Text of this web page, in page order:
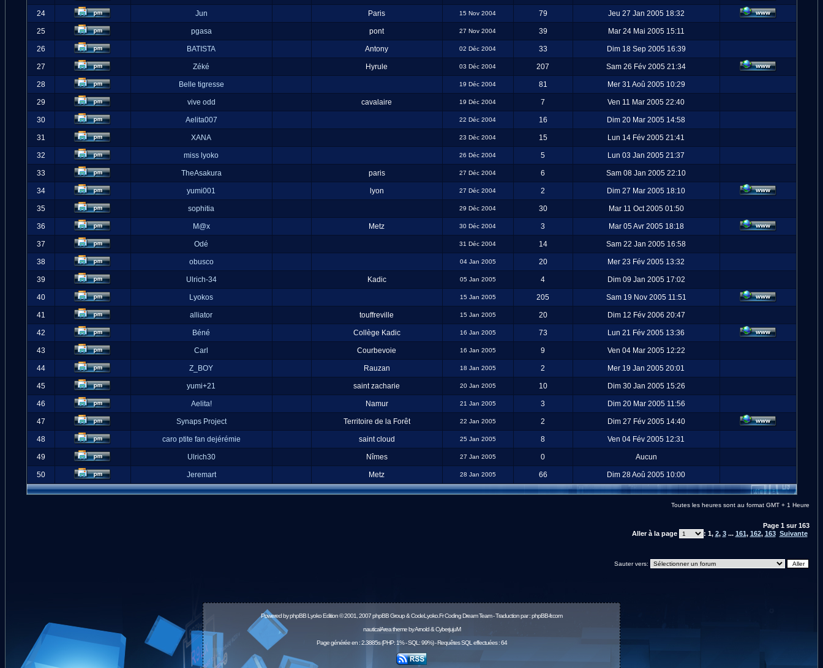
24 Jun Paris 15 Nov 2004 79 Jeu 27 Jan 2005 18:32
25 pgasa pont 27 Nov 2004 39 Mar 24 Mai 2005 15:11
26 BATISTA Antony 02 Déc 2004 33 Dim 18 Sep 2005 16:39
27 Zéké Hyrule 03 Déc 2004 207 Sam 26 Fév 2005 21:34
28 Belle tigresse 19 Déc 2004 81 Mer 31 Aoû 2005 10:29
29 vive odd cavalaire 19 Déc 2004 7 Ven 11 Mar 2005 22:40
30 Aelita007 22 Déc 2004 16 Dim 20 Mar 2005 14:58
31 XANA 23 Déc 2004 15 Lun 14 Fév 2005 21:41
32 miss lyoko 26 Déc 2004 5 Lun 03 Jan 2005 21:37
33 TheAsakura paris 27 Déc 2004 6 Sam 08 Jan 2005 22:10
34 yumi001 lyon 27 Déc 2004 2 Dim 27 Mar 2005 18:10
35 sophitia 29 Déc 2004 30 Mar 11 Oct 2005 01:50
36 M@x Metz 30 Déc 2004 3 Mar 05 Avr 2005 18:18
37 Odé 31 Déc 2004 14 Sam 22 Jan 2005 16:58
38 obusco 04 Jan 2005 20 Mer 23 Fév 2005 13:32
39 Ulrich-34 Kadic 05 Jan 2005 4 Dim 09 Jan 2005 17:02
40 Lyokos 15 Jan 2005 205 Sam 19 Nov 2005 11:51
41 alliator touffreville 15 Jan 2005 20 Dim 12 Fév 2006 20:47
42 Béné Collège Kadic 16 Jan 2005 73 Lun 21 Fév 2005 13:36
43 Carl Courbevoie 16 Jan 2005 9 Ven 04 Mar 2005 12:22
44 Z_BOY Rauzan 18 Jan 2005 2 Mer 19 Jan 2005 20:01
45 yumi+21 saint zacharie 20 Jan 2005 10 Dim 30 Jan 2005 15:26
46 Aelita! Namur 21 Jan 2005 3 Dim 20 Mar 2005 11:56
47 Synaps Project Territoire de la Forêt 22 Jan 2005 2 Dim 27 Fév 2005 14:40
48 caro ptite fan dejérémie saint cloud 25 Jan 2005 8 Ven 04 Fév 2005 12:31
49 Ulrich30 Nîmes 27 Jan 2005 0 Aucun
50 Jeremart Metz 28 Jan 2005 66 Dim 28 Aoû 2005 10:00
Toutes les heures sont au format GMT + 1 Heure
Page 1sur163
Aller à la page
: 1, 2, 3... 161, 162, 163 Suivante
Sauter vers:
Powered byphpBBLyoko Edition © 2001, 2007 phpBB Group & CodeLyoko.Fr Coding Dream Team - Traduction par :phpBB-fr.com
nauticalArea theme by Arnold & CyberjujuM
Page générée en : 2.3885s (PHP: 1% - SQL: 99%) - Requêtes SQL effectuées : 64